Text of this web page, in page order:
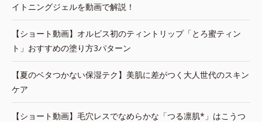
イトニングジェルを動画で解説！
【ショート動画】オルビス初のティントリップ「とろ蜜ティン
ト」おすすめの塗り方3パターン
【夏のベタつかない保湿テク】美肌に差がつく大人世代のスキン
ケア
【ショート動画】毛穴レスでなめらかな「つる凛肌*」はこうつ